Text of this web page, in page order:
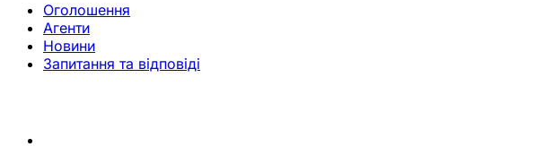
Оголошення
Агенти
Новини
Запитання та відповіді